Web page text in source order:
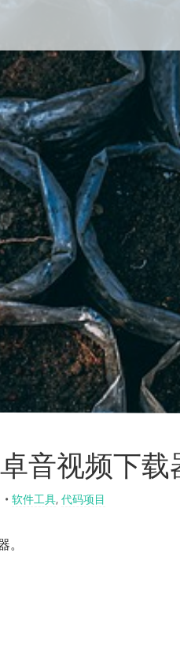
音视频下载
• 软件工具, 代码项目